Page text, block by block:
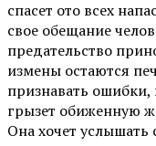
спасет ото всех
свое обещание
предательство
измены остаются
признавать ошибки,
грызет обиженную
Она хочет услышать